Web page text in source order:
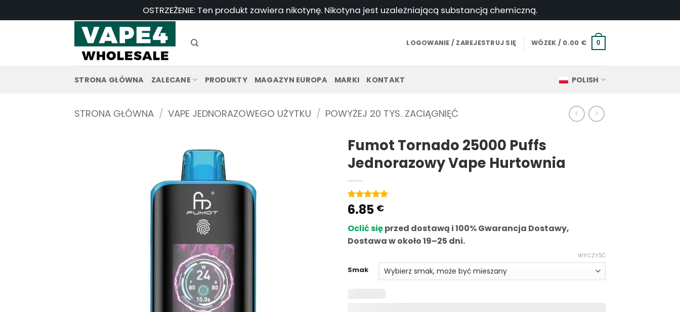
do
OSTRZEŻENIE: Ten produkt zawiera nikotynę. Nikotyna jest uzależniającą substancją chemiczną.
LOGOWANIE / ZAREJESTRUJ SIĘ WÓZEK / 0.00 € 0
STRONA GŁÓWNA ZALECANE PRODUKTY MAGAZYN EUROPA MARKI KONTAKT POLISH
STRONA GŁÓWNA / VAPE JEDNORAZOWEGO UŻYTKU / POWYŻEJ 20 TYS. ZACIĄGNIĘĆ
Fumot Tornado 25000 Puffs
Jednorazowy Vape Hurtownia
Ocena5 na
5 w
ocenę
klientów
1
6.85 €
Oclić sięprzed dostawą i 100% Gwarancja Dostawy,
Dostawa w około 19–25 dni.
Smak
WYCZYŚĆ